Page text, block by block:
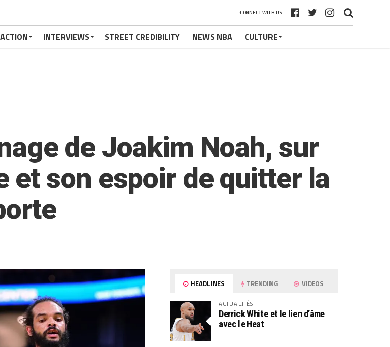
CONNECT WITH US
INTERVIEWS STREET CREDIBILITY NEWS NBA CULTURE
de Joakim Noah, sur
et son espoir de quitter la
HEADLINES TRENDING VIDEOS
ACTUALITÉS
Derrick White et le lien d’âme
avec le Heat